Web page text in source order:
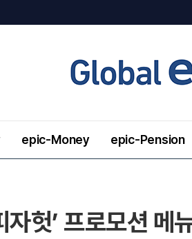
epic-Money epic-Pension
헛’ 프로모션 메